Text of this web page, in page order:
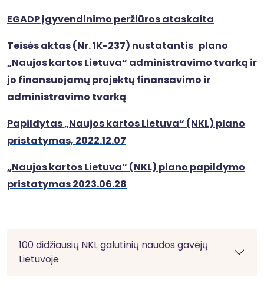
EGADP įgyvendinimo peržiūros ataskaita
Teisės aktas (Nr. 1K-237) nustatantis plano
„Naujos kartos Lietuva“ administravimo tvarką ir
jo finansuojamų projektų finansavimo ir
administravimo tvarką
Papildytas „Naujos kartos Lietuva“ (NKL) plano
pristatymas, 2022.12.07
„Naujos kartos Lietuva“ (NKL) plano papildymo
pristatymas 2023.06.28
100 didžiausių NKL galutinių naudos gavėjų
Lietuvoje